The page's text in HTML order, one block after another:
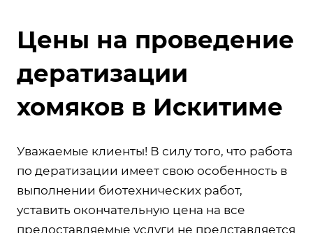
Цены на проведение
дератизации
хомяков в Искитиме
Уважаемые клиенты! В силу того, что работа
по дератизации имеет свою особенность в
выполнении биотехнических работ,
уставить окончательную цена на все
предоставляемые услуги не представляется